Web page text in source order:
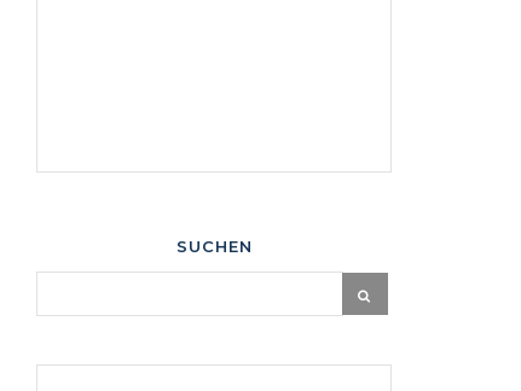
SUCHEN